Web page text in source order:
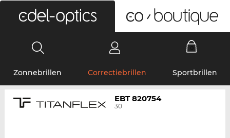
Zonnebrillen Correctiebrillen Sportbrillen
EBT 820754
30